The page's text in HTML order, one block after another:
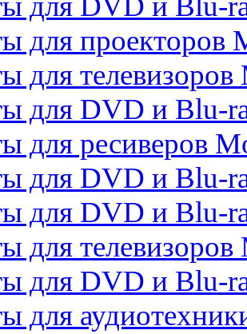
для проекторов
для
для DVD и Blu-
для ресиверов
для DVD и Blu-
для DVD и Blu-
для телевизоров
для DVD и Blu-
для